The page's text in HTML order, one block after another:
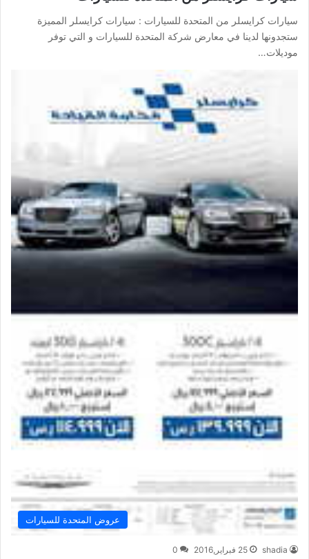
سيارات كرايسلر من المتحدة للسيارات : سيارات كرايسلر المميزة
ستجدونها لدينا في معارض شركة المتحدة للسيارات و التي توفر
موديلات…
عروض المتحدة للسيارات
shadia 25 فبراير,2016 0